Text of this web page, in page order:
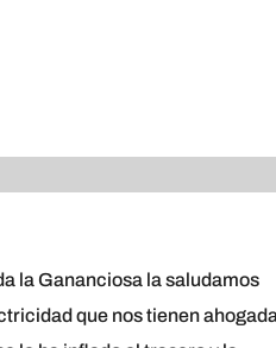
la Gananciosa la saludamos
que nos tienen